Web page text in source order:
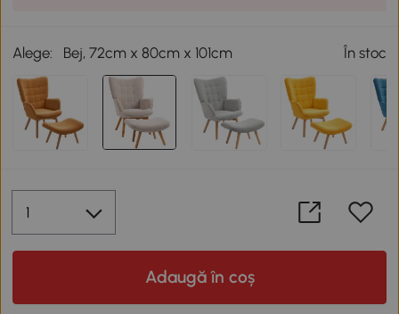
Alege: Bej, 72cm x 80cm x 101cm În stoc
Adaugă în coș